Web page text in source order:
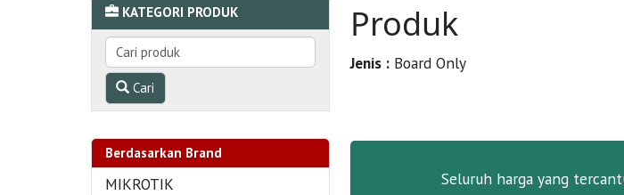
KATEGORI PRODUK
Cari
Berdasarkan Brand
MIKROTIK
Produk
Jenis :Board Only
Seluruh harga yang